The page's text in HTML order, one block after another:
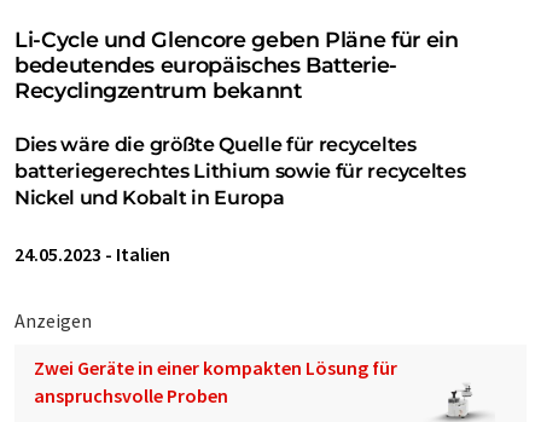
Li-Cycle und Glencore geben Pläne für ein
bedeutendes europäisches Batterie-
Recyclingzentrum bekannt
Dies wäre die größte Quelle für recyceltes
batteriegerechtes Lithium sowie für recyceltes
Nickel und Kobalt in Europa
24.05.2023 - Italien
Anzeigen
Zwei Geräte in einer kompakten Lösung für
anspruchsvolle Proben